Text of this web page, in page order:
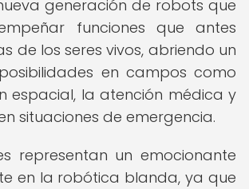
generación de robots que
funciones que antes
de los seres vivos, abriendo un
en campos como
espacial, la atención médica y
situaciones de emergencia.
representan un emocionante
en la robótica blanda, ya que